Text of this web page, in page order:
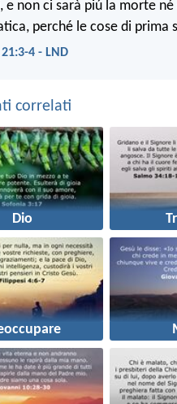
e non ci sarà piú la morte
perché le cose di prima
4 - LND
correlati
Dio